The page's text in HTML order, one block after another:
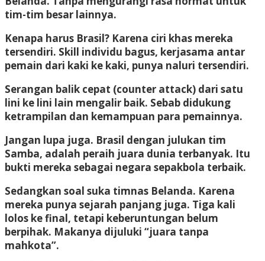
tim-tim besar lainnya.
Kenapa harus Brasil? Karena ciri khas mereka
tersendiri. Skill individu bagus, kerjasama antar
pemain dari kaki ke kaki, punya naluri tersendiri.
Serangan balik cepat (counter attack) dari satu
lini ke lini lain mengalir baik. Sebab didukung
ketrampilan dan kemampuan para pemainnya.
Jangan lupa juga. Brasil dengan julukan tim
Samba, adalah peraih juara dunia terbanyak. Itu
bukti mereka sebagai negara sepakbola terbaik.
Sedangkan soal suka timnas Belanda. Karena
mereka punya sejarah panjang juga. Tiga kali
lolos ke final, tetapi keberuntungan belum
berpihak. Makanya dijuluki “juara tanpa
mahkota”.